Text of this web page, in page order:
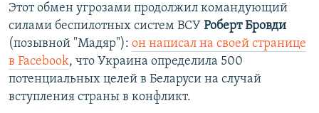
Этот обмен угрозами продолжил командующий
силами беспилотных систем ВСУ Роберт Бровди
(позывной "Мадяр"): он написал на своей странице
в Facebook, что Украина определила 500
потенциальных целей в Беларуси на случай
вступления страны в конфликт.